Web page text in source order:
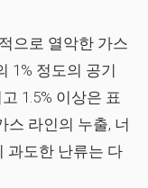
으로 열악한 가스
1% 정도의 공기
1.5% 이상은 표
스 라인의 누출, 너
과도한 난류는 다